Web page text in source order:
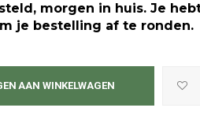
morgen in huis.Je
je bestelling af te ronden.
AAN WINKELWAGEN